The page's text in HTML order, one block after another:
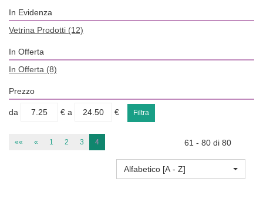
In Evidenza
Vetrina Prodotti (12)
In Offerta
In Offerta (8)
Prezzo
filtra
da €
filtra
a €
«« « 1 2 3 4 61 - 80 di 80
Alfabetico [A - Z]